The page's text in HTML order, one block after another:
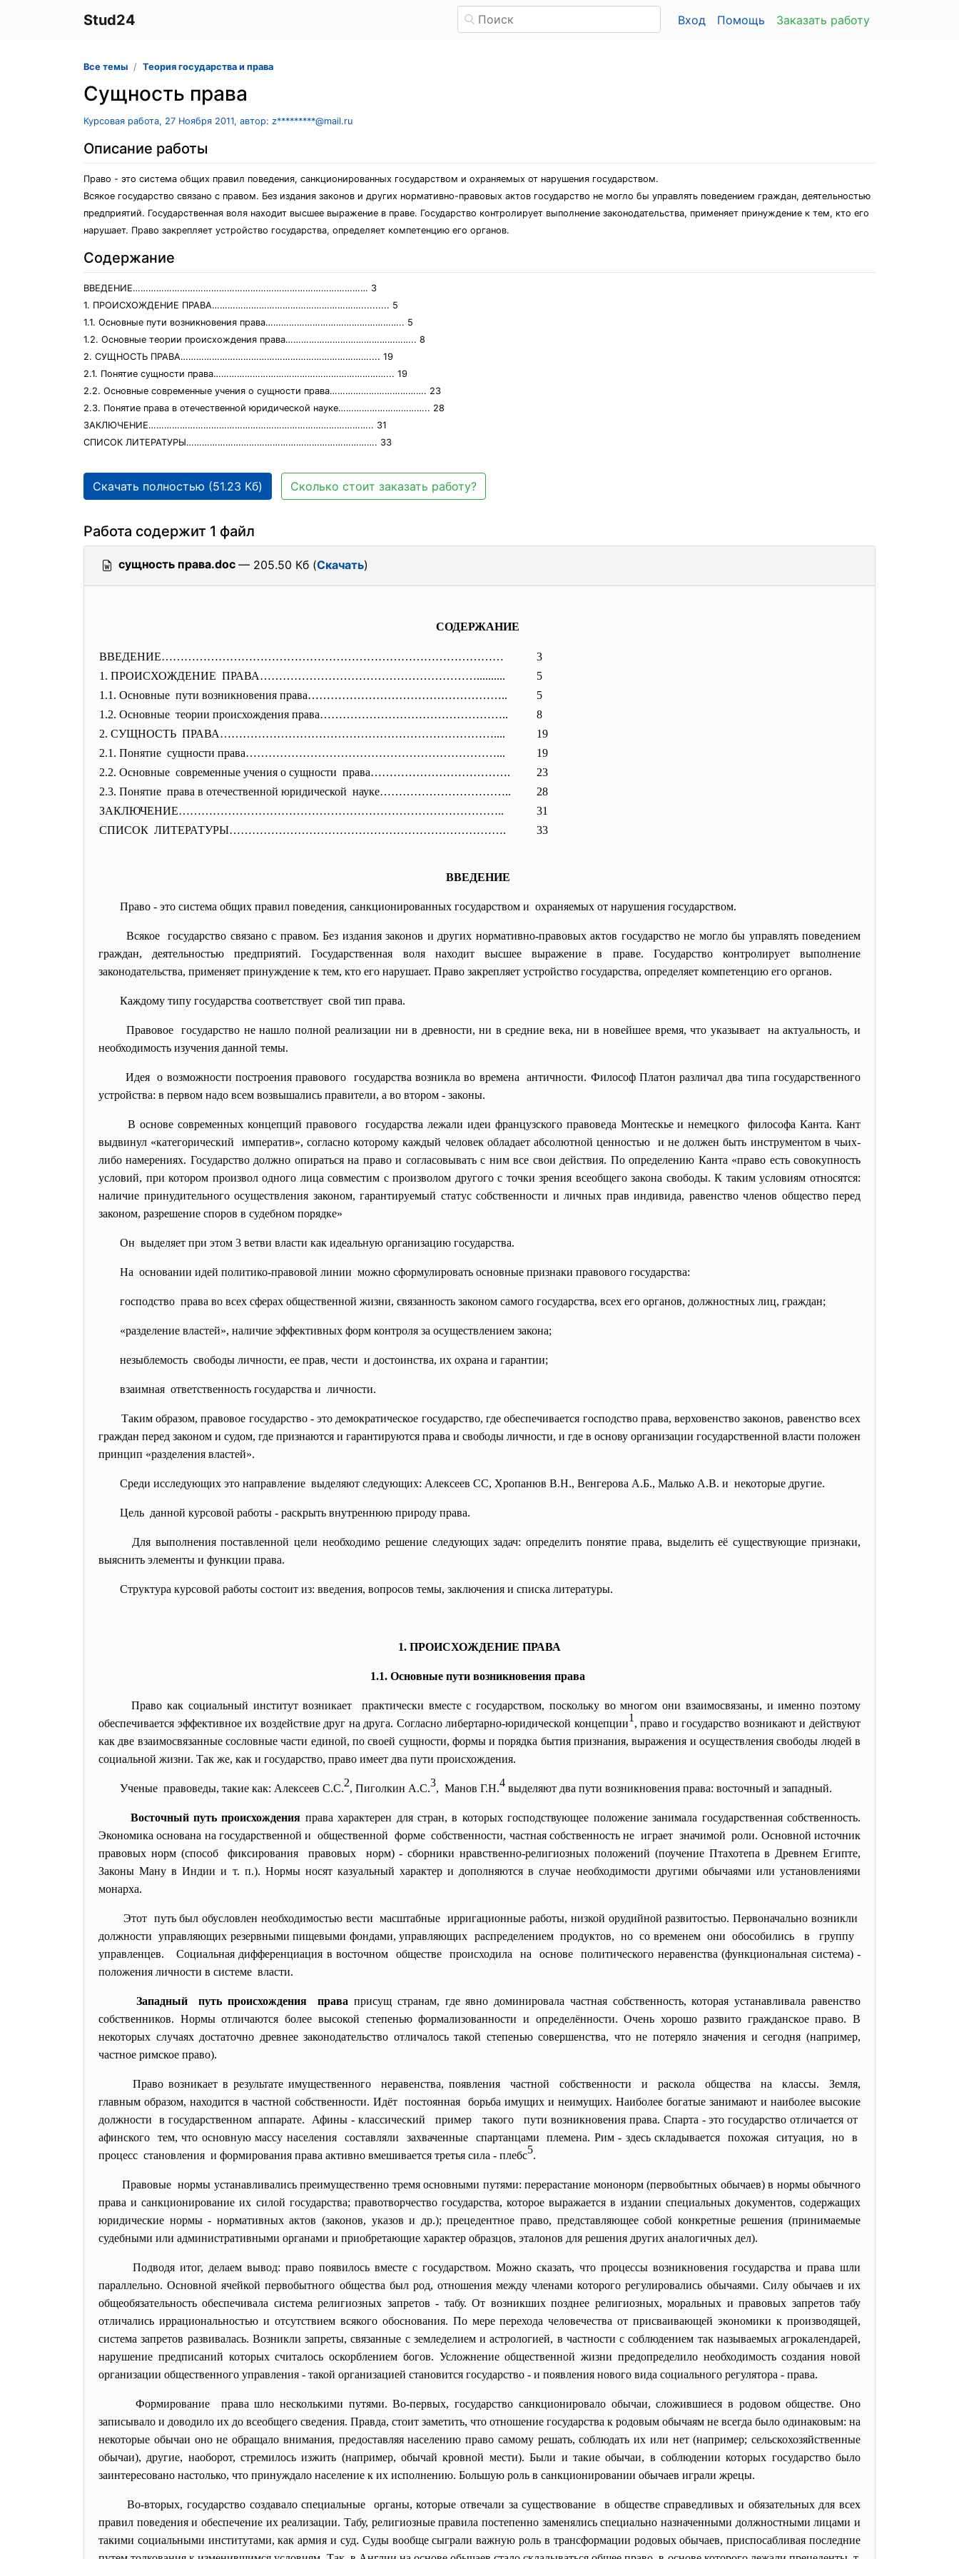
Stud24 Вход Помощь Заказать работу
Все темы Теория государства и права
Сущность права
Курсовая работа, 27 Ноября 2011, автор: z*********@mail.ru
Описание работы
Право - это система общих правил поведения, санкционированных государством и охраняемых от нарушения государством.
Всякое государство связано с правом. Без издания законов и других нормативно-правовых актов государство не могло бы управлять поведением граждан, деятельностью
предприятий. Государственная воля находит высшее выражение в праве. Государство контролирует выполнение законодательства, применяет принуждение к тем, кто его
нарушает. Право закрепляет устройство государства, определяет компетенцию его органов.
Содержание
ВВЕДЕНИЕ……………………………………………………………………………… 3
1. ПРОИСХОЖДЕНИЕ ПРАВА………………………………………………….......... 5
1.1. Основные пути возникновения права…………………………………………….. 5
1.2. Основные теории происхождения права………………………………………….. 8
2. СУЩНОСТЬ ПРАВА……………………………………………………………….... 19
2.1. Понятие сущности права…………………………………………………………... 19
2.2. Основные современные учения о сущности права………………………………. 23
2.3. Понятие права в отечественной юридической науке…………………………….. 28
ЗАКЛЮЧЕНИЕ………………………………………………………………………….. 31
СПИСОК ЛИТЕРАТУРЫ………………………………………………………………. 33
Скачать полностью (51.23 Кб) Сколько стоит заказать работу?
Работа содержит 1 файл
сущность права.doc — 205.50 Кб (Скачать)
СОДЕРЖАНИЕ
ВВЕДЕНИЕ………………………………………………………………………………
3
1. ПРОИСХОЖДЕНИЕ ПРАВА…………………………………………………..........
5
1.1. Основные пути возникновения права……………………………………………..
5
1.2. Основные теории происхождения права…………………………………………..
8
2. СУЩНОСТЬ ПРАВА………………………………………………………………....
19
2.1. Понятие сущности права…………………………………………………………...
19
2.2. Основные современные учения о сущности права……………………………….
23
2.3. Понятие права в отечественной юридической науке……………………………..
28
ЗАКЛЮЧЕНИЕ…………………………………………………………………………..
31
СПИСОК ЛИТЕРАТУРЫ………………………………………………………………. 33
ВВЕДЕНИЕ
Право - это система общих правил поведения, санкционированных государством и охраняемых от нарушения государством.
Всякое государство связано с правом. Без издания законов и других нормативно-правовых актов государство не могло бы управлять поведением
граждан, деятельностью предприятий. Государственная воля находит высшее выражение в праве. Государство контролирует выполнение
законодательства, применяет принуждение к тем, кто его нарушает. Право закрепляет устройство государства, определяет компетенцию его органов.
Каждому типу государства соответствует свой тип права.
Правовое государство не нашло полной реализации ни в древности, ни в средние века, ни в новейшее время, что указывает на актуальность, и
необходимость изучения данной темы.
Идея о возможности построения правового государства возникла во времена античности. Философ Платон различал два типа государственного
устройства: в первом надо всем возвышались правители, а во втором - законы.
В основе современных концепцийправового государства лежали идеи французского правоведа Монтескье инемецкого философа Канта. Кант
выдвинул «категорический императив», согласно которому каждый человек обладает абсолютной ценностью и не должен быть инструментом в чьих-
либо намерениях. Государство должно опираться на право и согласовывать с ним все свои действия. По определению Канта «право есть совокупность
условий, при котором произвол одного лица совместим с произволом другого с точки зрения всеобщего закона свободы. К таким условиям относятся:
наличие принудительного осуществления законом, гарантируемый статус собственности и личных прав индивида, равенство членов общество перед
законом, разрешение споров в судебном порядке»
Он выделяет при этом 3 ветви власти как идеальную организацию государства.
На основании идей политико-правовой линии можно сформулировать основные признаки правового государства:
господство права во всех сферах общественной жизни, связанность законом самого государства, всех его органов, должностных лиц, граждан;
«разделение властей», наличие эффективных форм контроля за осуществлением закона;
незыблемость свободы личности, ее прав, чести и достоинства, их охрана и гарантии;
взаимная ответственность государства и личности.
Таким образом, правовое государство - это демократическое государство, где обеспечивается господство права, верховенство законов, равенство всех
граждан перед законом и судом, где признаются и гарантируются права и свободы личности, и где в основу организации государственной власти положен
принцип «разделения властей».
Среди исследующих это направление выделяют следующих: Алексеев СС, Хропанюв В.Н., Венгерова А.Б., Малько А.В. и некоторые другие.
Цель данной курсовой работы - раскрыть внутреннюю природу права.
Для выполнения поставленной цели необходимо решение следующих задач: определить понятие права, выделить её существующие признаки,
выяснить элементы и функции права.
Структура курсовой работы состоит из: введения, вопросов темы, заключения и списка литературы.
1. ПРОИСХОЖДЕНИЕ ПРАВА
1.1. Основные пути возникновения права
Право как социальный институт возникает практически вместе с государством, поскольку во многом они взаимосвязаны, и именно поэтому
обеспечивается эффективное их воздействие друг на друга. Согласно либертарно-юридической концепции1 , право и государство возникают и действуют
как две взаимосвязанные сословные части единой, по своей сущности, формы и порядка бытия признания, выражения и осуществления свободы людей в
социальной жизни. Так же, как и государство, право имеет два пути происхождения.
Ученые правоведы, такие как: Алексеев С.С.2, Пиголкин А.С.3, Манов Г.Н.4 выделяют два пути возникновения права: восточный и западный.
Восточный путь происхождения права характерен для стран, в которых господствующее положение занимала государственная собственность.
Экономика основана на государственной и общественной форме собственности, частная собственность не играет значимой роли. Основной источник
правовых норм (способ фиксирования правовых норм) - сборники нравственно-религиозных положений (поучение Птахотепа в Древнем Египте,
Законы Ману в Индии и т. п.). Нормы носят казуальный характер и дополняются в случае необходимости другими обычаями или установлениями
монарха.
Этот путь был обусловлен необходимостью вести масштабные ирригационные работы, низкой орудийной развитостью. Первоначально возникли
должности управляющих резервными пищевыми фондами, управляющих распределением продуктов, но со временем они обособились в группу
управленцев. Социальная дифференциация в восточном обществе происходила на основе политического неравенства (функциональная система) -
положения личности в системе власти.
Западный путь происхождения права присущ странам, где явно доминировала частная собственность, которая устанавливала равенство
собственников. Нормы отличаются более высокой степенью формализованности и определённости. Очень хорошо развито гражданское право. В
некоторых случаях достаточно древнее законодательство отличалось такой степенью совершенства, что не потеряло значения и сегодня (например,
частное римское право).
Право возникает в результате имущественного неравенства, появления частной собственности и раскола общества на классы. Земля,
главным образом, находится в частной собственности. Идёт постоянная борьба имущих и неимущих. Наиболее богатые занимают и наиболее высокие
должности в государственном аппарате. Афины - классический пример такого пути возникновения права. Спарта - это государство отличается от
афинского тем, что основную массу населения составляли захваченные спартанцами племена. Рим - здесь складывается похожая ситуация, но в
процесс становления и формирования права активно вмешивается третья сила - плебс5.
Правовые нормы устанавливались преимущественно тремя основными путями: перерастание мононорм (первобытных обычаев) в нормы обычного
права и санкционирование их силой государства; правотворчество государства, которое выражается в издании специальных документов, содержащих
юридические нормы - нормативных актов (законов, указов и др.); прецедентное право, представляющее собой конкретные решения (принимаемые
судебными или административными органами и приобретающие характер образцов, эталонов для решения других аналогичных дел).
Подводя итог, делаем вывод: право появилось вместе с государством. Можно сказать, что процессы возникновения государства и права шли
параллельно. Основной ячейкой первобытного общества был род, отношения между членами которого регулировались обычаями. Силу обычаев и их
общеобязательность обеспечивала система религиозных запретов - табу. От возникших позднее религиозных, моральных и правовых запретов табу
отличались иррациональностью и отсутствием всякого обоснования. По мере перехода человечества от присваивающей экономики к производящей,
система запретов развивалась. Возникли запреты, связанные с земледелием и астрологией, в частности с соблюдением так называемых агрокалендарей,
нарушение предписаний которых считалось оскорблением богов. Усложнение общественной жизни предопределило необходимость создания новой
организации общественного управления - такой организацией становится государство - и появления нового вида социального регулятора - права.
Формирование права шло несколькими путями. Во-первых, государство санкционировало обычаи, сложившиеся в родовом обществе. Оно
записывало и доводило их до всеобщего сведения. Правда, стоит заметить, что отношение государства к родовым обычаям не всегда было одинаковым: на
некоторые обычаи оно не обращало внимания, предоставляя населению право самому решать, соблюдать их или нет (например; сельскохозяйственные
обычаи), другие, наоборот, стремилось изжить (например, обычай кровной мести). Были и такие обычаи, в соблюдении которых государство было
заинтересовано настолько, что принуждало население к их исполнению. Большую роль в санкционировании обычаев играли жрецы.
Во-вторых, государство создавалоспециальные органы, которые отвечали за существование в обществе справедливых и обязательных для всех
правил поведения и обеспечение их реализации. Табу, религиозные правила постепенно заменялись специально назначенными должностными лицами и
такими социальными институтами, как армия и суд. Суды вообще сыграли важную роль в трансформации родовых обычаев, приспосабливая последние